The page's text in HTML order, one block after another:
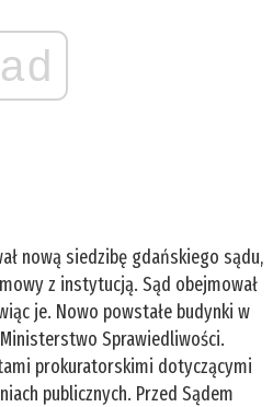
ad
nową siedzibę gdańskiego sądu,
z instytucją. Sąd obejmował
je. Nowo powstałe budynki w
Sprawiedliwości.
prokuratorskimi dotyczącymi
publicznych. Przed Sądem